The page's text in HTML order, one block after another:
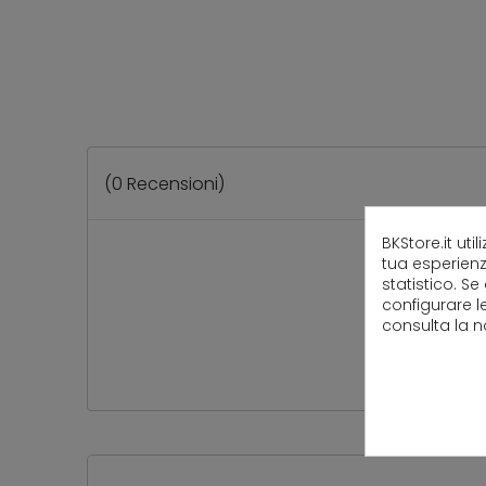
(0 Recensioni)
BKStore.it
tua
statistico.
configurare
consulta la